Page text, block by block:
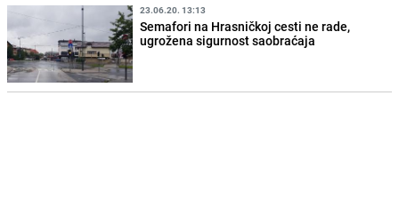
23.06.20. 13:13
Semafori na Hrasničkoj cesti ne rade,
ugrožena sigurnost saobraćaja